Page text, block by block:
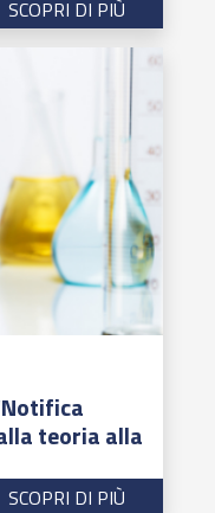
SCOPRI DI PIÙ
teoria alla
SCOPRI DI PIÙ